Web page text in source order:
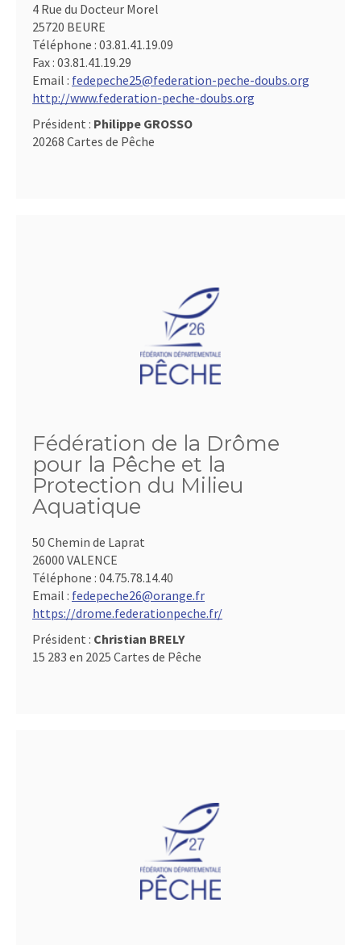
4 Rue du Docteur Morel
25720 BEURE
Téléphone : 03.81.41.19.09
Fax : 03.81.41.19.29
Email : fedepeche25@federation-peche-doubs.org
http://www.federation-peche-doubs.org
Président : Philippe GROSSO
20268 Cartes de Pêche
Fédération de la Drôme
pour la Pêche et la
Protection du Milieu
Aquatique
50 Chemin de Laprat
26000 VALENCE
Téléphone : 04.75.78.14.40
Email : fedepeche26@orange.fr
https://drome.federationpeche.fr/
Président : Christian BRELY
15 283 en 2025 Cartes de Pêche